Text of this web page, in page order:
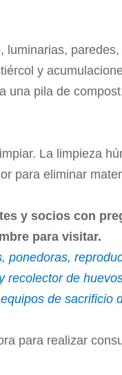
y
una pila de
La limpieza
para eliminar
y socios con
para visitar.
recolector de
de sacrificio
para realizar